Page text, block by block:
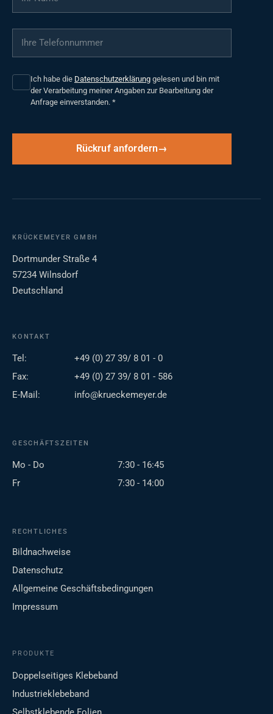
Ihre Telefonnummer
Ich habe die Datenschutzerklärung gelesen und bin mit
der Verarbeitung meiner Angaben zur Bearbeitung der
Anfrage einverstanden. *
Rückruf anfordern
KRÜCKEMEYER GMBH
Dortmunder Straße 4
57234 Wilnsdorf
Deutschland
KONTAKT
Tel:
+49 (0) 27 39/ 8 01 - 0
Fax:
+49 (0) 27 39/ 8 01 - 586
E-Mail:
info@krueckemeyer.de
GESCHÄFTSZEITEN
Mo - Do
7:30 - 16:45
Fr
7:30 - 14:00
RECHTLICHES
Bildnachweise
Datenschutz
Allgemeine Geschäftsbedingungen
Impressum
PRODUKTE
Doppelseitiges Klebeband
Industrieklebeband